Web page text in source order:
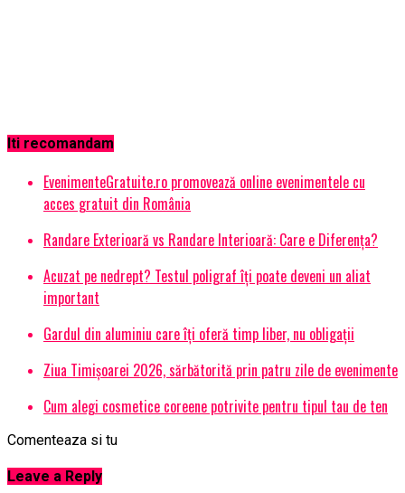
Iti recomandam
EvenimenteGratuite.ro promovează online evenimentele cu
acces gratuit din România
Randare Exterioară vs Randare Interioară: Care e Diferența?
Acuzat pe nedrept? Testul poligraf îţi poate deveni un aliat
important
Gardul din aluminiu care îți oferă timp liber, nu obligații
Ziua Timișoarei 2026, sărbătorită prin patru zile de evenimente
Cum alegi cosmetice coreene potrivite pentru tipul tau de ten
Comenteaza si tu
Leave a Reply